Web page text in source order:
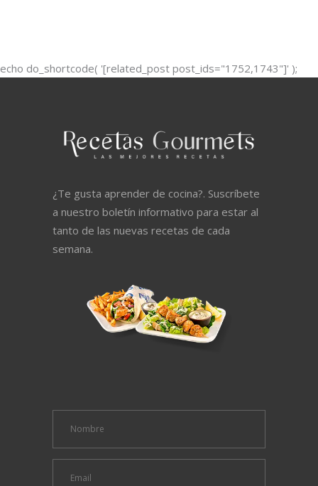
echo do_shortcode( '[related_post post_ids="1752,1743"]' );
¿Te gusta aprender de cocina?. Suscríbete
a nuestro boletín informativo para estar al
tanto de las nuevas recetas de cada
semana.